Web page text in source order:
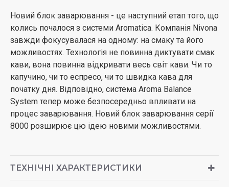
Новий блок заварювання - це наступний етап того, що
колись почалося з системи Aromatica. Компанія Nivona
завжди фокусувалася на одному: на смаку та його
можливостях. Технологія не повинна диктувати смак
кави, вона повинна відкривати весь світ кави. Чи то
капучино, чи то еспресо, чи то швидка кава для
початку дня. Відповідно, система Aroma Balance
System тепер може безпосередньо впливати на
процес заварювання. Новий блок заварювання серії
8000 розширює цю ідею новими можливостями.
ТЕХНІЧНІ ХАРАКТЕРИСТИКИ